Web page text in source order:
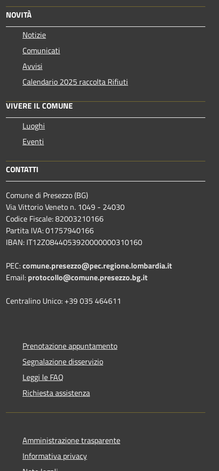
NOVITÀ
Notizie
Comunicati
Avvisi
Calendario 2025 raccolta Rifiuti
VIVERE IL COMUNE
Luoghi
Eventi
CONTATTI
Comune di Presezzo (BG)
Via Vittorio Veneto n. 1049 - 24030
Codice Fiscale: 82003210166
Partita IVA: 01757940166
IBAN: IT12Z0844053920000000310160
PEC:comune.presezzo@pec.regione.lombardia.it
Email: protocollo@comune.presezzo.bg.it
Centralino Unico: +39 035 464611
Prenotazione appuntamento
Segnalazione disservizio
Leggi le FAQ
Richiesta assistenza
Amministrazione trasparente
Informativa privacy